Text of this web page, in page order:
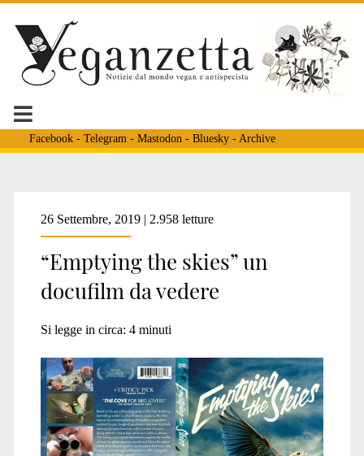
Facebook- Telegram - Mastodon - Bluesky- Archive
Tag:
<span>bracconaggio
brescia</span>
26 Settembre, 2019 | 2.958 letture
“Emptying the skies” un
docufilm da vedere
Si legge in circa: 4 minuti